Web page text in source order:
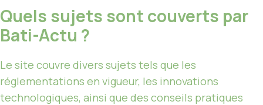
Quels sujets sont couverts par
Bati-Actu ?
Le site couvre divers sujets tels que les
réglementations en vigueur, les innovations
technologiques, ainsi que des conseils pratiques